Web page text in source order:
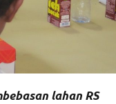
lahan RS